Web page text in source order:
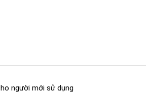
người mới sử dụng